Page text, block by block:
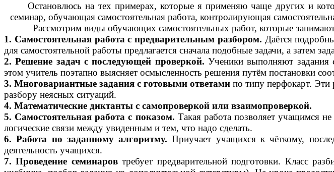
Остановлюсь на тех примерах, которые я применяю чаще других и
семинар, обучающая самостоятельная работа, контролирующая
Рассмотрим виды обучающих самостоятельных работ, которые
1. Самостоятельная работа с предварительным разбором. Даётся
для самостоятельной работы предлагается сначала подобные задачи, а затем
2. Решение задач с последующей проверкой. Ученики выполняют задания
этом учитель поэтапно выясняет осмысленность решения путём постановки
3. Многовариантные задания с готовыми ответами по типу перфокарт.
разбору неясных ситуаций.
4. Математические диктанты с самопроверкой или взаимопроверкой.
5. Самостоятельная работа с показом. Такая работа позволяет учащимся
логические связи между увиденным и тем, что надо сделать.
6. Работа по заданному алгоритму. Приучает учащихся к чёткому,
деятельность учащихся.
7. Проведение семинаровтребует предварительной подготовки. Класс